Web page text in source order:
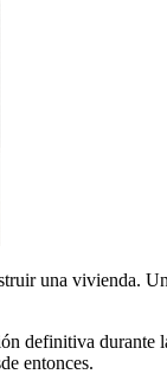
una vivienda.
definitiva durante
entonces.